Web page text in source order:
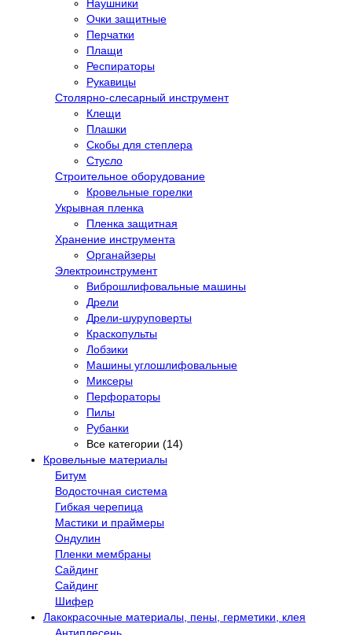
Наушники
Очки защитные
Перчатки
Плащи
Респираторы
Рукавицы
Столярно-слесарный инструмент
Клещи
Плашки
Скобы для степлера
Стусло
Строительное оборудование
Кровельные горелки
Укрывная пленка
Пленка защитная
Хранение инструмента
Органайзеры
Электроинструмент
Виброшлифовальные машины
Дрели
Дрели-шуруповерты
Краскопульты
Лобзики
Машины углошлифовальные
Миксеры
Перфораторы
Пилы
Рубанки
Все категории (14)
Кровельные материалы
Битум
Водосточная система
Гибкая черепица
Мастики и праймеры
Ондулин
Пленки мембраны
Сайдинг
Сайдинг
Шифер
Лакокрасочные материалы, пены, герметики, клея